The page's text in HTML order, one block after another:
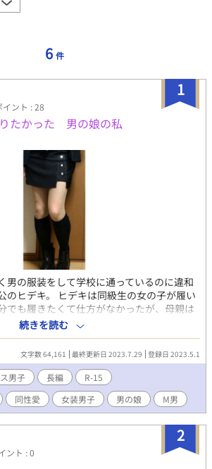
6 件
1
ント : 28
たかった 男の娘の私
男の服装をして学校に通っているのに違和
のヒデキ。 ヒデキは同級生の女の子が履い
でも履きたくて仕方がなかったが、母親は
スカートは買ってくれなかった。 そんなヒ
になるまでの成長を描いたLGBT(ジェンダ
続きを読む
文字数 64,161 最終更新日 2023.7.29 登録日 2023.5.1
男子 長編
R-15
同性愛 女装男子 男の娘 M男
2
ント : 0